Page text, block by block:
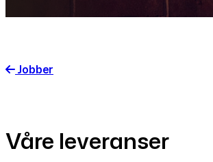
Jobber
Våre leveranser